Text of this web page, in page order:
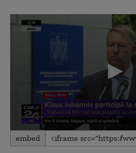
0
seconds
embed